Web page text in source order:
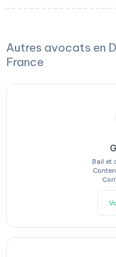
Autres avocats en
France
Bail et